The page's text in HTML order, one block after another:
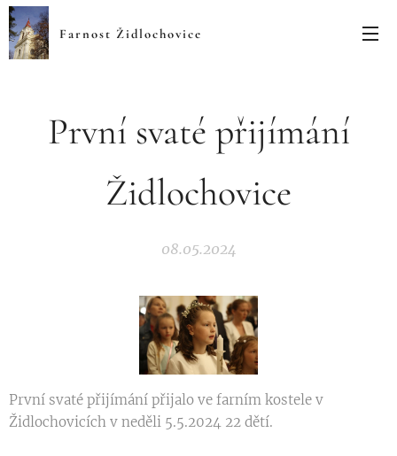
Farnost Židlochovice
První svaté přijímání
Židlochovice
08.05.2024
První svaté přijímání přijalo ve farním kostele v
Židlochovicích v neděli 5.5.2024 22 dětí.